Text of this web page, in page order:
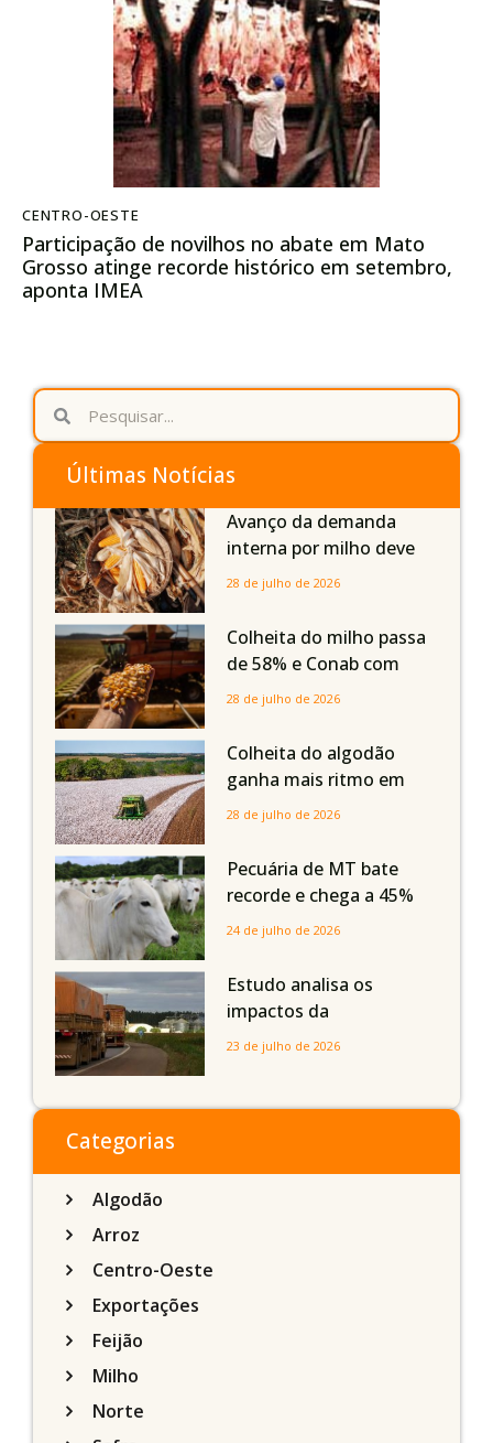
CENTRO-OESTE
Participação de novilhos no abate em Mato
Grosso atinge recorde histórico em setembro,
aponta IMEA
Últimas Notícias
Avanço da demanda
interna por milho deve
compensar aumento da
em Mato Grosso, aponta
Imea
28 de julho de 2026
Colheita do milho passa
de 58% e Conab com
boas produtividades em
quedas em Tocantins,
Maranhão e Piauí
28 de julho de 2026
Colheita do algodão
ganha mais ritmo em
Mato Grosso, Mato
Maranhão
28 de julho de 2026
Pecuária de MT bate
recorde e chega a 45%
dos bovinos abatidos
24 de julho de 2026
Estudo analisa os
impactos da
infraestrutura logística
do Sul
23 de julho de 2026
Categorias
Algodão
Arroz
Centro-Oeste
Exportações
Feijão
Milho
Norte